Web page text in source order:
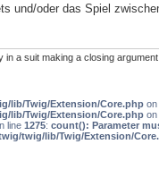
und/oder das Spiel
a suit making a closing
lib/Twig/Extension/Core.php on
lib/Twig/Extension/Core.php on
line 1275: count(): Parameter
twig/lib/Twig/Extension/